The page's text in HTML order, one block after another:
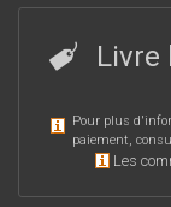
Livre
Pour plus
paiement,
Les